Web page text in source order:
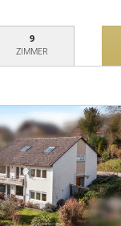
9
ZIMMER